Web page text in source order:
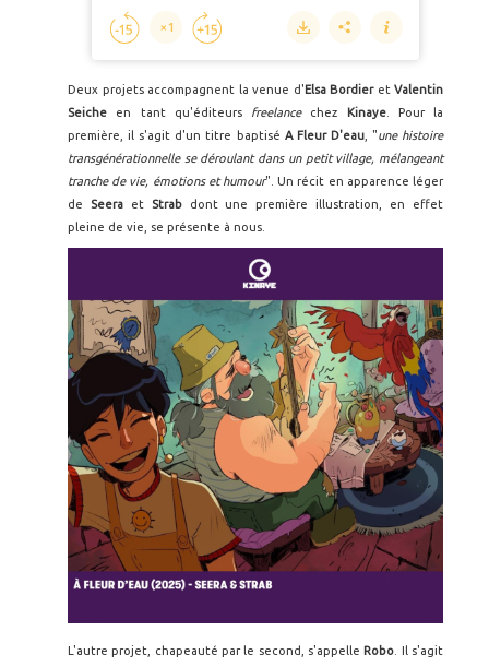
Deux projets accompagnent la venue d' Elsa Bordier et Valentin
Seiche en tant qu'éditeurs freelance chez Kinaye. Pour la
première, il s'agit d'un titre baptisé A Fleur D'eau, "une histoire
transgénérationnelle se déroulant dans un petit village, mélangeant
tranche de vie, émotions et humour". Un récit en apparence léger
de Seera et Strab
dont une première illustration, en effet
pleine de vie, se présente à nous.
L'autre projet, chapeauté par le second, s'appelle Robo . Il s'agit